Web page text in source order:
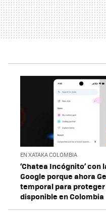
EN XATAKA COLOMBIA
‘Chatea Incógnito’
Google porque ahora
temporal para
disponible en Colombia